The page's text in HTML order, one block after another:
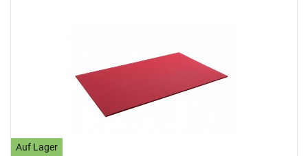
Auf Lager